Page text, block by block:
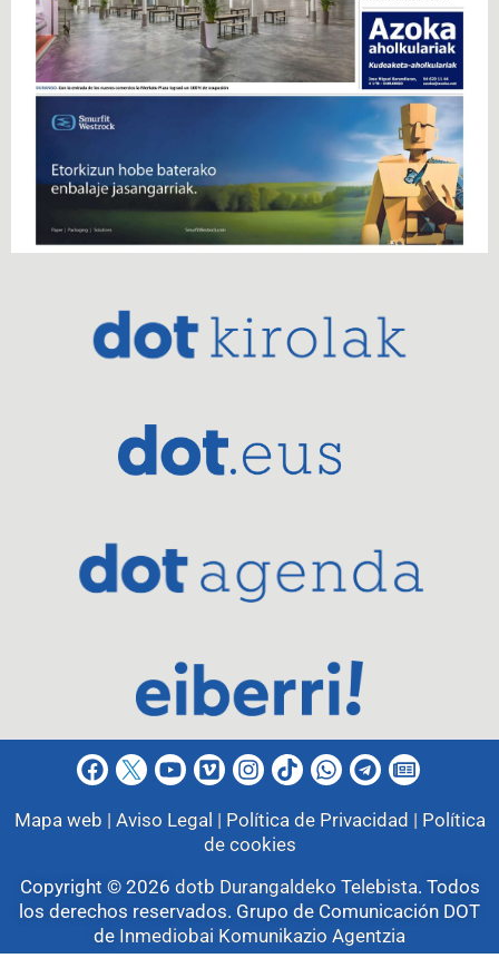
Mapa web | Aviso Legal | Política de Privacidad | Política
de cookies
Copyright © 2026 dotb Durangaldeko Telebista. Todos
los derechos reservados. Grupo de Comunicación DOT
de Inmediobai Komunikazio Agentzia